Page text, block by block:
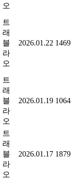
오
트
래
블
라
오
2026.01.22 1469
트
래
블
라
오
2026.01.19 1064
트
래
블
라
오
2026.01.17 1879